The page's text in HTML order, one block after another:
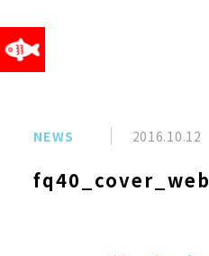
NEWS 2016.10.12
fq40_cover_web